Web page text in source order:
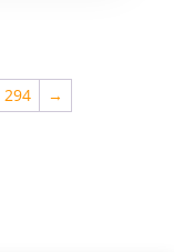
294 →